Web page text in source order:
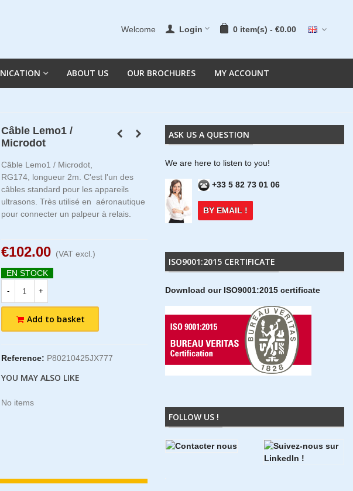
Welcome Login 0 item(s) - €0.00
ABOUT US OUR BROCHURES MY ACCOUNT
ASK US A QUESTION
We are here to listen to you!
+33 5 82 73 01 06
BY EMAIL !
ISO9001:2015 CERTIFICATE
Download our ISO9001:2015 certificate
FOLLOW US !
Câble Lemo1 /
Microdot
Câble Lemo1 / Microdot,
RG174, longueur 2m. C'est l'un des
câbles standard pour les appareils
ultrasons. Très utilisé en aéronautique
pour connecter un palpeur à relais.
€102.00 (VAT excl.)
EN STOCK
- +
Add to basket
Reference: P80210425JX777
YOU MAY ALSO LIKE
No items